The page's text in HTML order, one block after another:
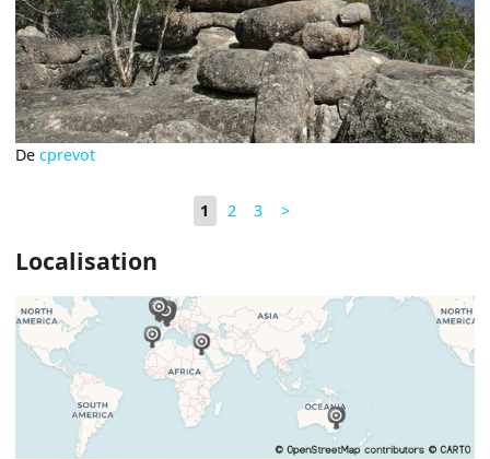
Decprevot
1 2 3 >
Localisation